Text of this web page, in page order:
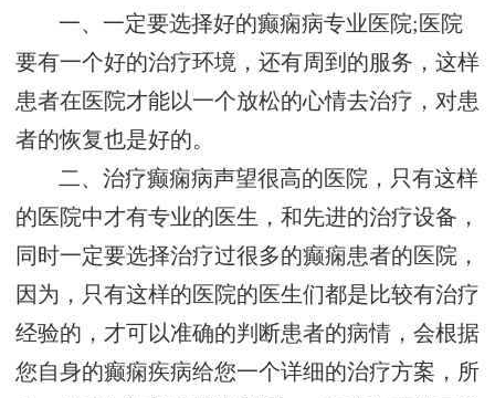
一、一定要选择好的癫痫病专业医院;医院
要有一个好的治疗环境，还有周到的服务，这样
患者在医院才能以一个放松的心情去治疗，对患
者的恢复也是好的。
二、治疗癫痫病声望很高的医院，只有这样
的医院中才有专业的医生，和先进的治疗设备，
同时一定要选择治疗过很多的癫痫患者的医院，
因为，只有这样的医院的医生们都是比较有治疗
经验的，才可以准确的判断患者的病情，会根据
您自身的癫痫疾病给您一个详细的治疗方案，所